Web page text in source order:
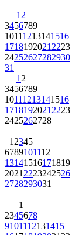
1 2
3456789
10111213141516
1718192021 2223
24252627282930
31
1 2
3456789
10111213141516
1718192021 2223
2425262728
1 2345
6789101112
13141516171819
2021 2223242526
2728293031
1
2345678
9101112131415